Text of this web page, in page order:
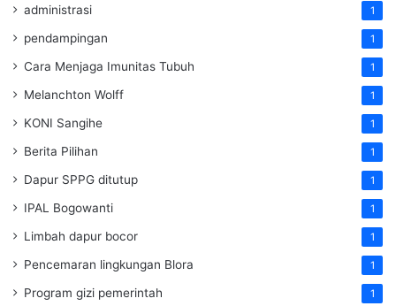
administrasi 1
pendampingan 1
Cara Menjaga Imunitas Tubuh 1
Melanchton Wolff 1
KONI Sangihe 1
Berita Pilihan 1
Dapur SPPG ditutup 1
IPAL Bogowanti 1
Limbah dapur bocor 1
Pencemaran lingkungan Blora 1
Program gizi pemerintah 1